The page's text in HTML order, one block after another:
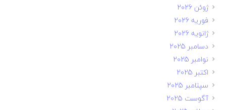
ژوئن 2026
فوریه 2026
ژانویه 2026
دسامبر 2025
نوامبر 2025
اکتبر 2025
سپتامبر 2025
آگوست 2025